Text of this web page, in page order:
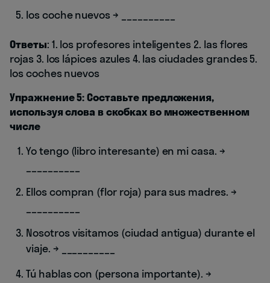
los coche nuevos → __________
Ответы: 1. los profesores inteligentes 2. las flores
rojas 3. los lápices azules 4. las ciudades grandes 5.
los coches nuevos
Упражнение 5: Составьте предложения,
используя слова в скобках во множественном
числе
Yo tengo (libro interesante) en mi casa. →
Ellos compran (flor roja) para sus madres. →
Nosotros visitamos (ciudad antigua) durante el
viaje. → __________
Tú hablas con (persona importante). →